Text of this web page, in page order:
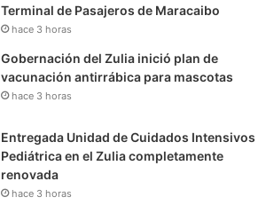
Terminal de Pasajeros de Maracaibo
hace 3 horas
Gobernación del Zulia inició plan de
vacunación antirrábica para mascotas
hace 3 horas
Entregada Unidad de Cuidados Intensivos
Pediátrica en el Zulia completamente
renovada
hace 3 horas